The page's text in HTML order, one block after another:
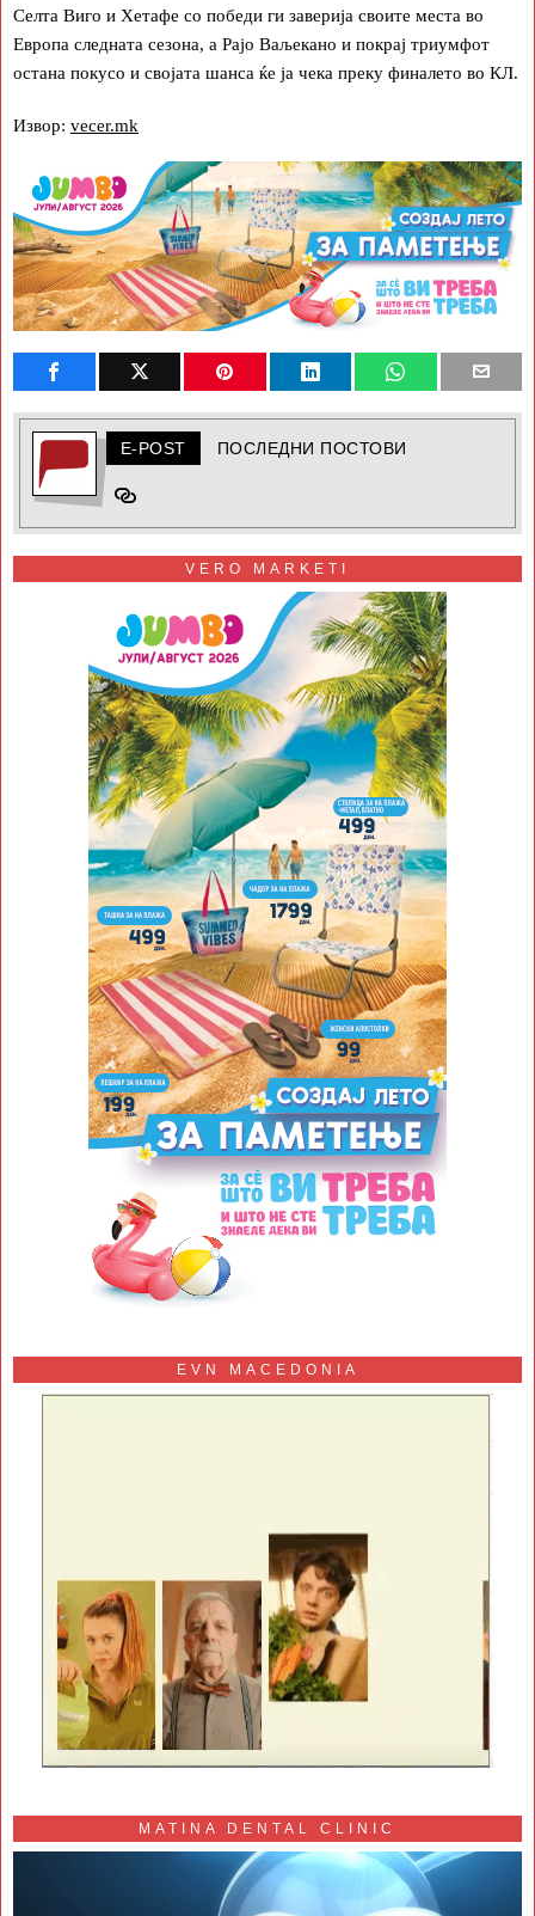
Селта Виго и Хетафе со победи ги заверија своите места во
Европа следната сезона, а Рајо Ваљекано и покрај триумфот
остана покусо и својата шанса ќе ја чека преку финалето во КЛ.
Извор: vecer.mk
E-POST ПОСЛЕДНИ ПОСТОВИ
VERO MARKETI
EVN MACEDONIA
MATINA DENTAL CLINIC